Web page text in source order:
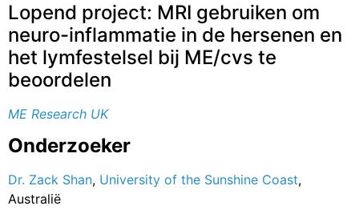
Lopend project: MRI gebruiken om
neuro-inflammatie in de hersenen en
het lymfestelsel bij ME/cvs te
beoordelen
ME Research UK
Onderzoeker
Dr. Zack Shan, University of the Sunshine Coast,
Australië